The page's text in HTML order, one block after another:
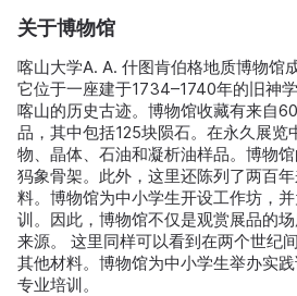
关于博物馆
喀山大学A. A. 什图肯伯格地质博物馆
它位于一座建于1734–1740年的旧神
喀山的历史古迹。博物馆收藏有来自
品，其中包括125块陨石。在永久展览
物、晶体、石油和凝析油样品。博物
犸象骨架。此外，这里还陈列了两百
料。博物馆为中小学生开设工作坊，
训。因此，博物馆不仅是观赏展品的
来源。 这里同样可以看到在两个世纪
其他材料。博物馆为中小学生举办实
专业培训。